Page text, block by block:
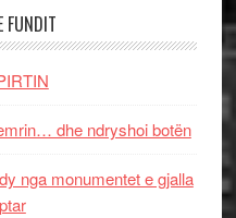
FUNDIT
dhe ndryshoi botën
nga monumentet e gjalla